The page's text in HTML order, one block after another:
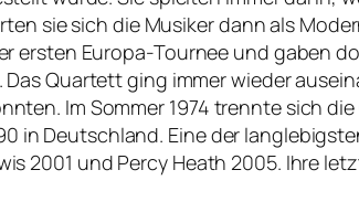
sie sich die Musiker dann als
ersten Europa-Tournee und gaben
Quartett ging immer wieder
Im Sommer 1974 trennte sich
in Deutschland. Eine der
2001 und Percy Heath 2005. Ihre